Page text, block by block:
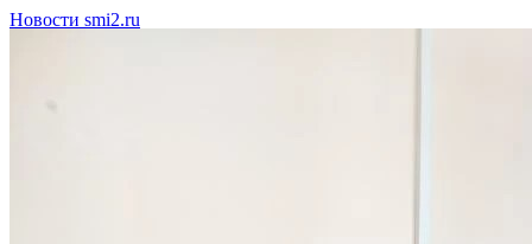
Новости smi2.ru